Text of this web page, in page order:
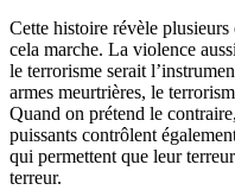
Cette histoire révèle
cela marche. La violence
le terrorisme serait
armes meurtrières, le
Quand on prétend le
puissants contrôlent
qui permettent que leur
terreur.